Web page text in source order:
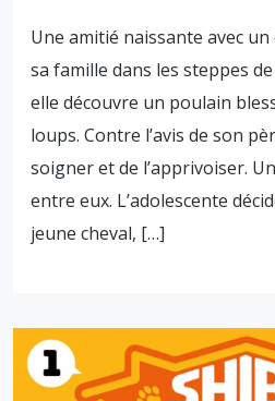
Une amitié naissante avec un
sa famille dans les steppes
elle découvre un poulain
loups. Contre l’avis de son
soigner et de l’apprivoiser.
entre eux. L’adolescente
jeune cheval, […]